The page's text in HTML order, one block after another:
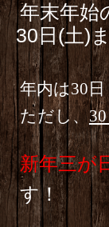
年末年
30日(土)
年内は30
ただし、
新年三が
す！